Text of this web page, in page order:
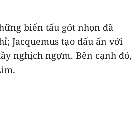
biến tấu gót nhọn đã
Jacquemus tạo dấu ấn với
nghịch ngợm. Bên cạnh đó,